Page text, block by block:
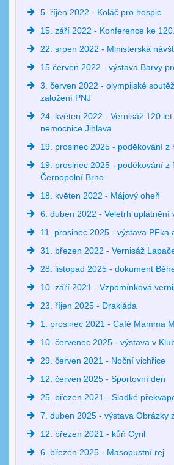
5. říjen 2022 - Koláč pro hospic
15. září 2022 - Konference ke
22. srpen 2022 - Ministerská
15.červen 2022 - výstava Barvy
3. červen 2022 - olympijské
založení PNJ
24. květen 2022 - Vernisáž 120
nemocnice Jihlava
19. prosinec 2025 - poděkování z
19. prosinec 2025 - poděkování z
Černopolní Brno
18. květen 2022 - Májový oheň
6. duben 2022 - Veletrh uplatnění
11. prosinec 2025 - výstava PFka
31. březen 2022 - Vernisáž
28. listopad 2025 - dokument
10. září 2021 - Vzpomínková
23. říjen 2025 - Drakiáda
1. prosinec 2021 - Café Mamma
10. červenec 2025 - výstava v
29. červen 2021 - Noční vichřice
12. červen 2025 - Sportovní den
25. březen 2021 - Sladké
7. duben 2025 - výstava Obrázky
12. březen 2021 - kůň Cyril
6. březen 2025 - Masopustní rej